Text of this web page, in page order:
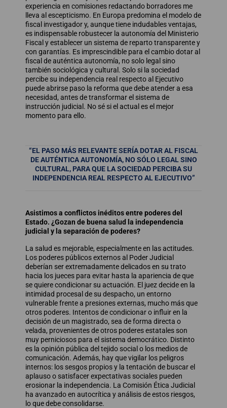
experiencia en comisiones redactando borradores me
lleva al escepticismo. En Europa predomina el modelo de
fiscal investigador y, aunque tiene indudables ventajas,
es indispensable robustecer la autonomía del Ministerio
Fiscal y establecer un sistema de reparto transparente y
con garantías. Es imprescindible para el cambio dotar al
fiscal de auténtica autonomía, no solo legal sino
también sociológica y cultural. Solo si la sociedad
percibe su independencia real respecto al Ejecutivo
puede abrirse paso la reforma que debe atender a esa
necesidad, antes de transformar el sistema de
instrucción judicial. No sé si el actual es el mejor
momento para ello.
“EL PASO MÁS RELEVANTE SERÍA DOTAR AL FISCAL
DE AUTÉNTICA AUTONOMÍA, NO SÓLO LEGAL SINO
CULTURAL, PARA QUE LA SOCIEDAD PERCIBA SU
INDEPENDENCIA REAL RESPECTO AL EJECUTIVO”
Asistimos a conflictos inéditos entre poderes del
Estado. ¿Gozan de buena salud la independencia
judicial y la separación de poderes?
La salud es mejorable, especialmente en las actitudes.
Los poderes públicos externos al Poder Judicial
deberían ser extremadamente delicados en su trato
hacia los jueces para evitar hasta la apariencia de que
se quiere condicionar su actuación. El juez decide en la
intimidad procesal de su despacho, un entorno
vulnerable frente a presiones externas, mucho más que
otros poderes. Intentos de condicionar o influir en la
decisión de un magistrado, sea de forma directa o
velada, provenientes de otros poderes estatales son
muy perniciosos para el sistema democrático. Distinto
es la opinión pública del tejido social o los medios de
comunicación. Además, hay que vigilar los peligros
internos: los sesgos propios y la tentación de buscar el
aplauso o satisfacer expectativas sociales pueden
erosionar la independencia. La Comisión Ética Judicial
ha avanzado en autocrítica y análisis de estos riesgos,
lo que debe consolidarse.